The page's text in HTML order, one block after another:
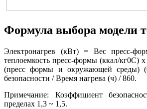
Формула выбора модели
Электронагрев (кВт) = Вес пресс-
теплоемкость пресс-формы (ккал/кг0С) х
(пресс формы и окружающей среды)
безопасности / Время нагрева (ч) / 860.
Примечание: Коэффициент
пределах 1,3 ~ 1,5.